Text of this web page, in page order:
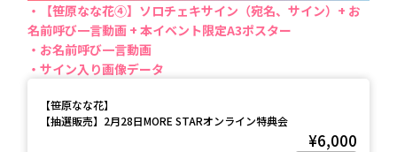
【笹原なな花④】ソロチェキサイン（宛名、サイン）+ お
名前呼び一言動画 + 本イベント限定A3ポスター
お名前呼び一言動画
サイン入り画像データ
【笹原なな花】
【抽選販売】2月28日MORE STARオンライン特典会
¥6,000